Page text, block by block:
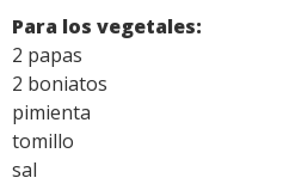
Para los vegetales:
2 papas
2 boniatos
pimienta
tomillo
sal